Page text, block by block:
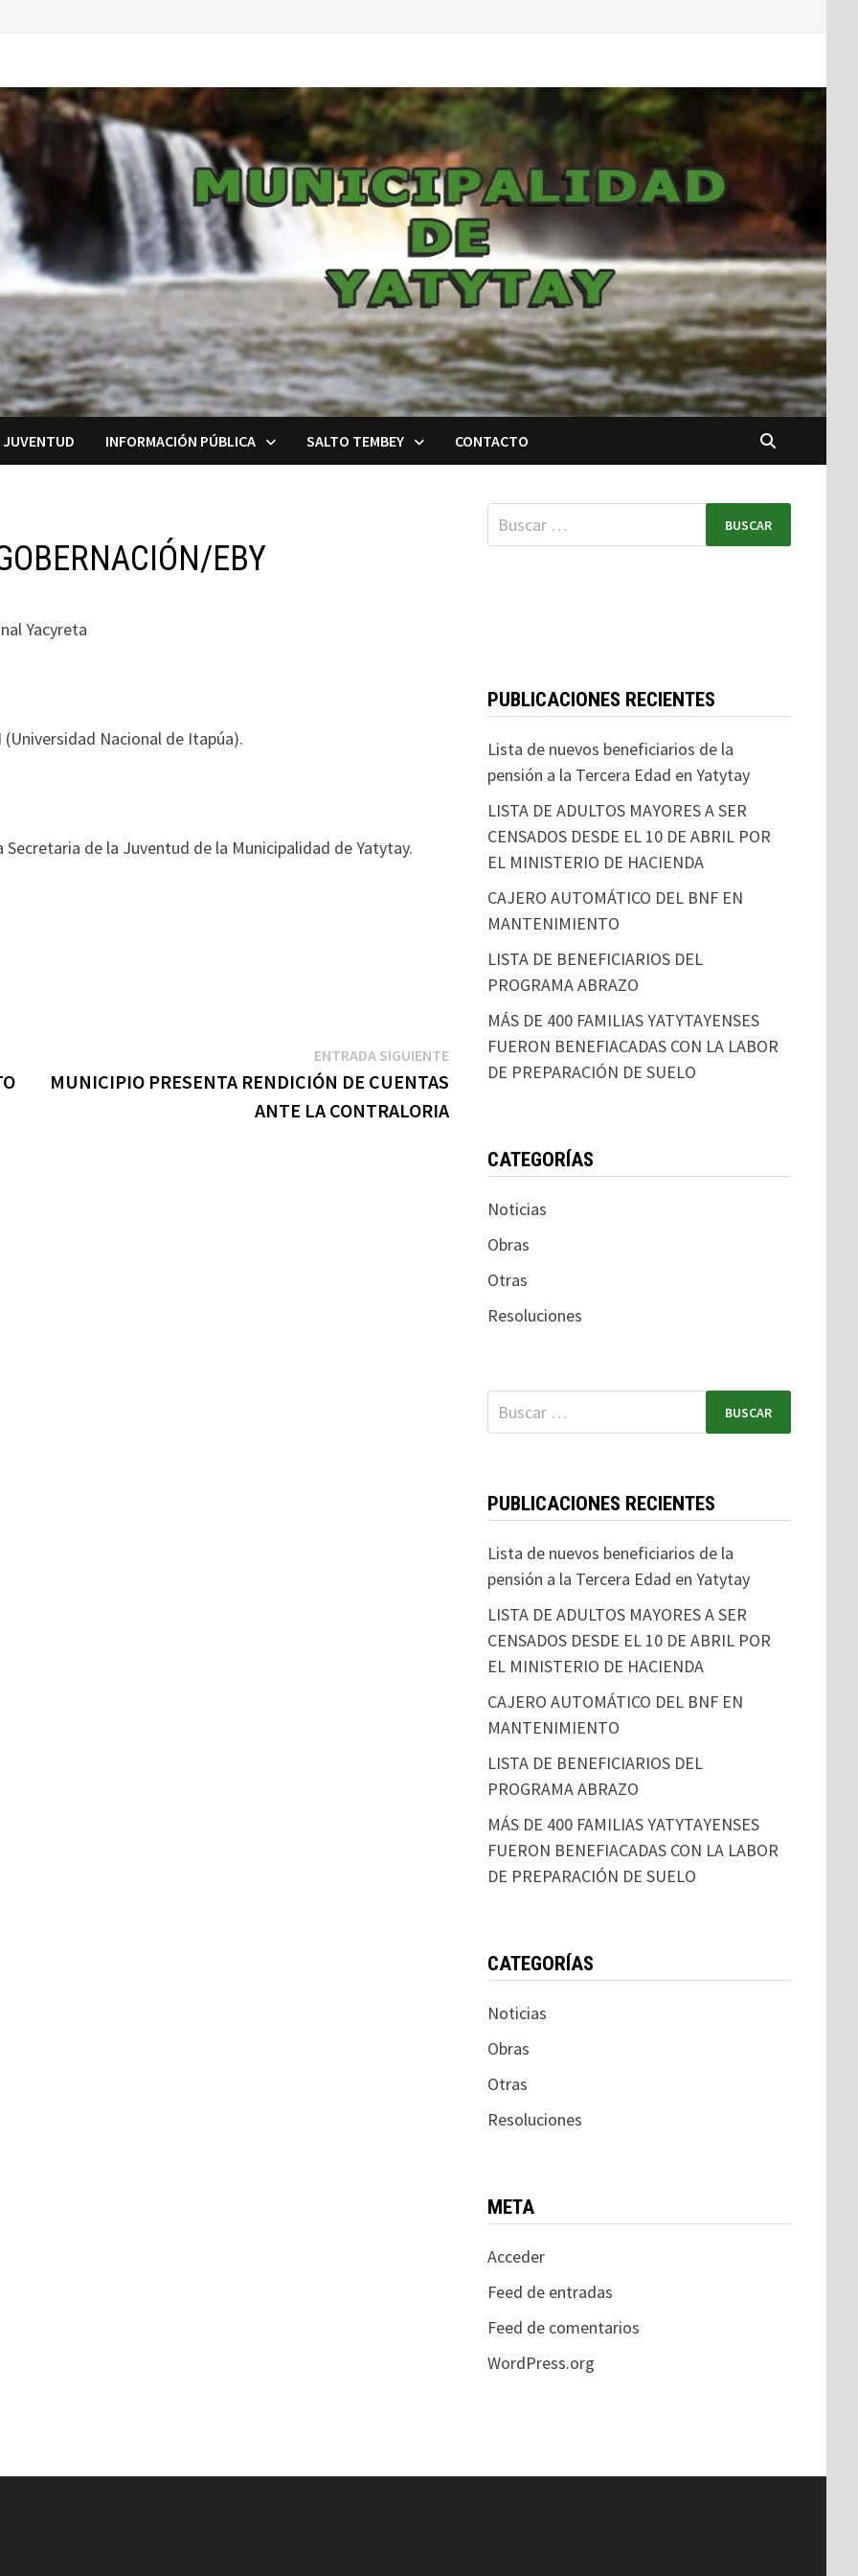
JUVENTUD INFORMACIÓN PÚBLICA SALTO TEMBEY CONTACTO
EBY
Yacyreta
Nacional de Itapúa).
de la Juventud de la Municipalidad de Yatytay.
ENTRADA SIGUIENTE
MUNICIPIO PRESENTA RENDICIÓN DE CUENTAS
ANTE LA CONTRALORIA
PUBLICACIONES RECIENTES
Lista de nuevos beneficiarios de la
pensión a la Tercera Edad en Yatytay
LISTA DE ADULTOS MAYORES A SER
CENSADOS DESDE EL 10 DE ABRIL POR
EL MINISTERIO DE HACIENDA
CAJERO AUTOMÁTICO DEL BNF EN
MANTENIMIENTO
LISTA DE BENEFICIARIOS DEL
PROGRAMA ABRAZO
MÁS DE 400 FAMILIAS YATYTAYENSES
FUERON BENEFIACADAS CON LA LABOR
DE PREPARACIÓN DE SUELO
CATEGORÍAS
Noticias
Obras
Otras
Resoluciones
PUBLICACIONES RECIENTES
Lista de nuevos beneficiarios de la
pensión a la Tercera Edad en Yatytay
LISTA DE ADULTOS MAYORES A SER
CENSADOS DESDE EL 10 DE ABRIL POR
EL MINISTERIO DE HACIENDA
CAJERO AUTOMÁTICO DEL BNF EN
MANTENIMIENTO
LISTA DE BENEFICIARIOS DEL
PROGRAMA ABRAZO
MÁS DE 400 FAMILIAS YATYTAYENSES
FUERON BENEFIACADAS CON LA LABOR
DE PREPARACIÓN DE SUELO
CATEGORÍAS
Noticias
Obras
Otras
Resoluciones
META
Acceder
Feed de entradas
Feed de comentarios
WordPress.org